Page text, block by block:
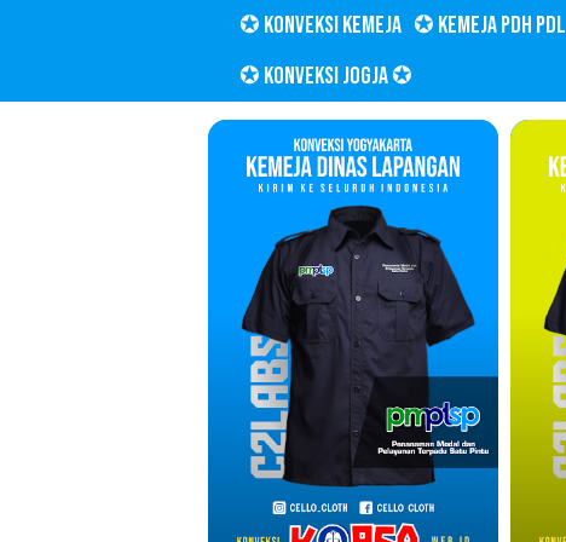
✪ KONVEKSI KEMEJA ✪ KEMEJA PDH PDL
✪ KONVEKSI JOGJA✪